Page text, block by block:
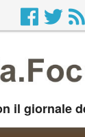
il giornale